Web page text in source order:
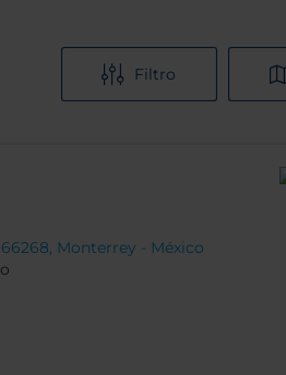
Filtro
Monterrey - México